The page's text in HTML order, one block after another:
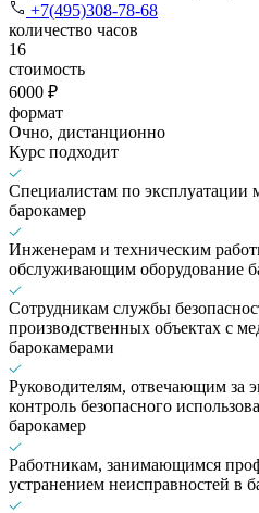
+7(495)308-78-68
количество часов
16
стоимость
6000 ₽
формат
Очно, дистанционно
Курс подходит
Специалистам по эксплуатации
барокамер
Инженерам и техническим
обслуживающим оборудование
Сотрудникам службы
производственных объектах с
барокамерами
Руководителям, отвечающим за
контроль безопасного
барокамер
Работникам, занимающимся
устранением неисправностей в